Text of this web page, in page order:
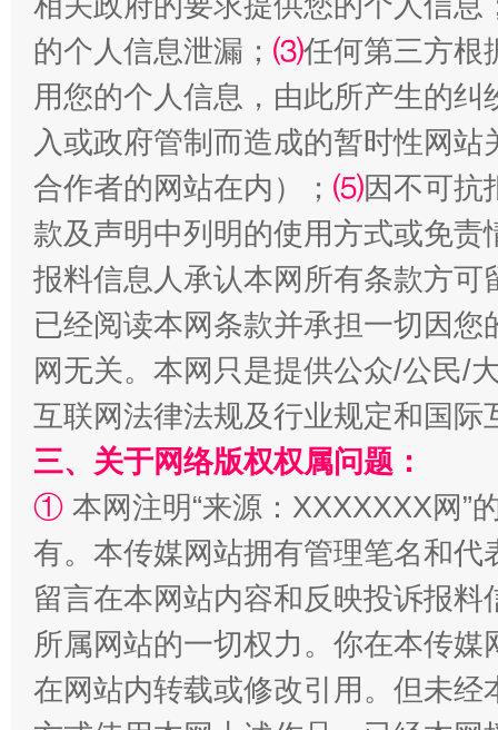
受贿1.44亿！段成刚被判无期 从幼
全民健身五年计划来了！等你上场
的个人信息泄漏； ⑶任何第三方根
用您的个人信息，由此所产生的纠
入或政府管制而造成的暂时性网
合作者的网站在内）； ⑸因不可抗
款及声明中列明的使用方式或免责
报料信息人承认本网所有条款方
已经阅读本网条款并承担一切因
网无关。本网只是提供公众/公民/
互联网法律法规及行业规定和国
三、关于网络版权权属问题：
① 本网注明“来源：XXXXXXX网”
有。本传媒网站拥有管理笔名和
留言在本网站内容和反映投诉报
所属网站的一切权力。你在本传
在网站内转载或修改引用。但未